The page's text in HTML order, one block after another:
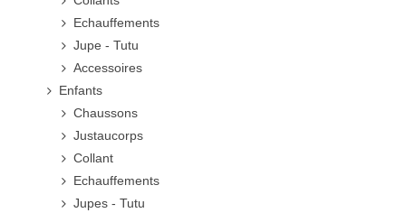
Echauffements
Jupe - Tutu
Accessoires
Enfants
Chaussons
Justaucorps
Collant
Echauffements
Jupes - Tutu